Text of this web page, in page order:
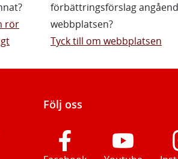
rör
förbättringsförslag
webbplatsen?
Tyck till om webbplatsen
Följ oss